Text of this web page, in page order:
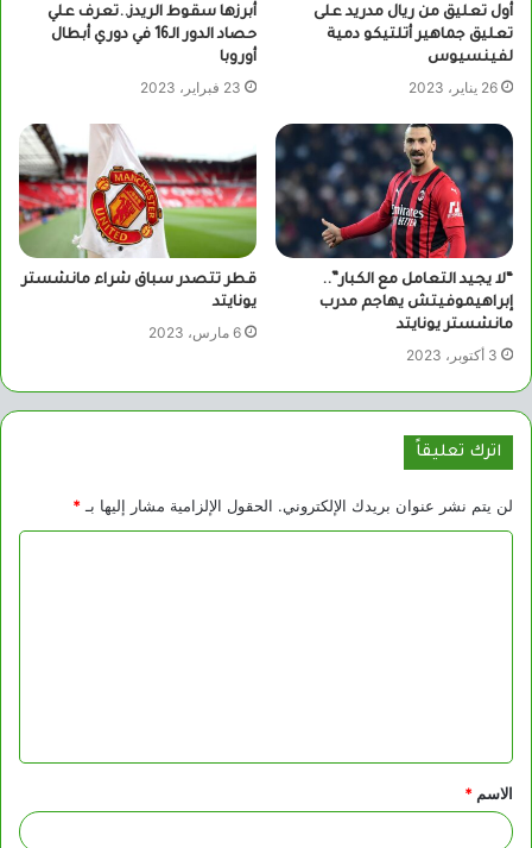
أول تعليق من ريال مدريد على
تعليق جماهير أتلتيكو دمية
لفينسيوس
26 يناير، 2023
أبرزها سقوط الريدز..تعرف علي
حصاد الدور الـ16 في دوري أبطال
أوروبا
23 فبراير، 2023
“لا يجيد التعامل مع الكبار”..
إبراهيموفيتش يهاجم مدرب
مانشستر يونايتد
3 أكتوبر، 2023
قطر تتصدر سباق شراء مانشستر
يونايتد
6 مارس، 2023
اترك تعليقاً
لن يتم نشر عنوان بريدك الإلكتروني. الحقول الإلزامية مشار إليها بـ *
ق
*
الاسم *